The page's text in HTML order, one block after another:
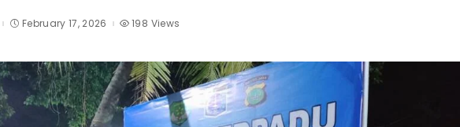
February 17, 2026 198 Views